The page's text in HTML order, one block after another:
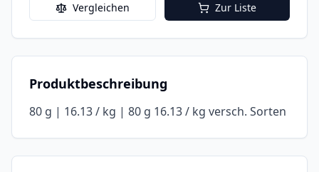
Vergleichen Zur Liste
Produktbeschreibung
80 g | 16.13 / kg | 80 g 16.13 / kg versch. Sorten